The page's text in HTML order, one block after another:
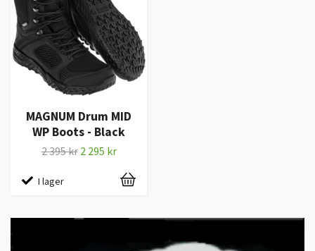
MAGNUM Drum MID
WP Boots - Black
2 395 kr 2 295 kr
I lager